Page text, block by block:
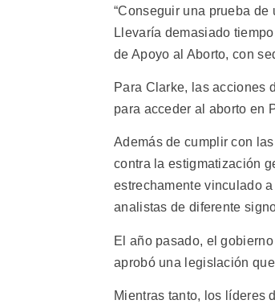
“Conseguir una prueba
Llevaría demasiado
de Apoyo al Aborto, con
Para Clarke, las acciones
para acceder al aborto en
Además de cumplir con
contra la estigmatización
estrechamente vinculado
analistas de diferente
El año pasado, el
aprobó una legislación
Mientras tanto, los líderes